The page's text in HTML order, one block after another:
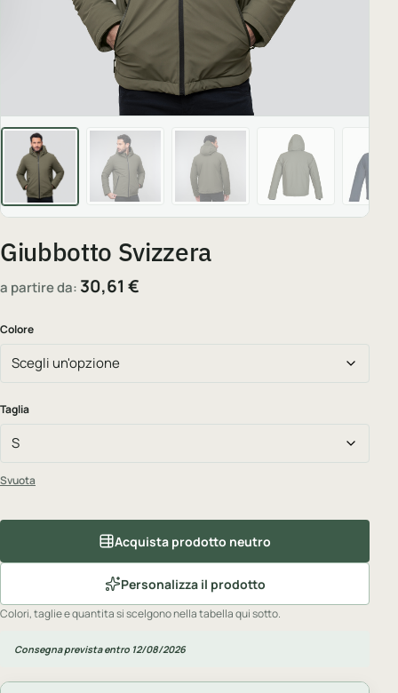
Giubbotto Svizzera
a partire da: 30,61 €
Colore
Taglia
Svuota
Acquista prodotto neutro
Personalizza il prodotto
Colori, taglie e quantita si scelgono nella tabella qui sotto.
Consegna prevista entro 12/08/2026